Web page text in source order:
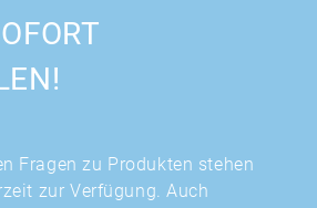
Fragen zu Produkten stehen
zur Verfügung. Auch